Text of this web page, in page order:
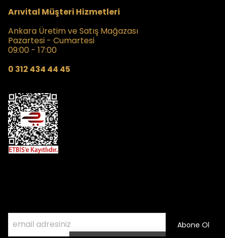
Arıvital Müşteri Hizmetleri
Ankara Üretim ve Satış Mağazası
Pazartesi - Cumartesi
09:00 - 17:00
0 312 434 44 45
Abone Ol